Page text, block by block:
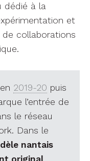
dédié à la
et
de collaborations
2019-20 puis
l’entrée de
le réseau
Dans le
nantais
original